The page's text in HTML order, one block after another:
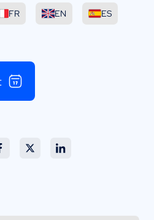
FR EN ES